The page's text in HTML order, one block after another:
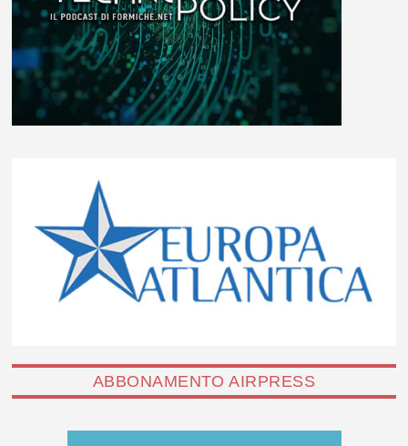
ABBONAMENTO AIRPRESS